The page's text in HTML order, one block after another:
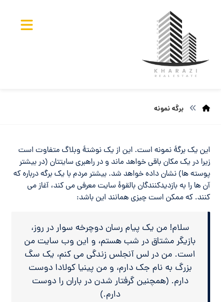
برگه نمونه
این یک برگهٔ نمونه است. این از یک نوشتهٔ وبلاگ متفاوت است
زیرا در یک مکان باقی خواهد ماند و در راهبری سایتتان (در بیشتر
پوسته ها) نشان داده خواهد شد. بیشتر مردم با یک برگه درباره که
آن ها را به بازدیدکنندگان بالقوهٔ سایت معرفی می کند، آغاز می
کنند. که ممکن است چیزی همانند این باشد:
سلام! من یک پیام رسان دوچرخه سوار در روز،
بازیگر مشتاق در شب هستم، و این وب سایت من
است. من در لس آنجلس زندگی می کنم، یک سگ
بزرگ به نام جک دارم، و من پینیا کولادا دوست
دارم. (همچنین گرفتار شدن در باران را دوست
دارم.)